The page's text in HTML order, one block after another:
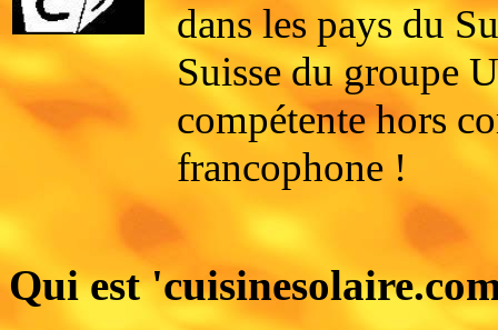
dans les pays du
Suisse du groupe
compétente hors
francophone !
Qui est